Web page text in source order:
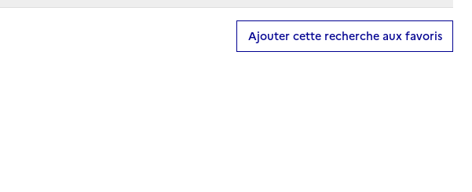
Ajouter cette recherche aux favoris